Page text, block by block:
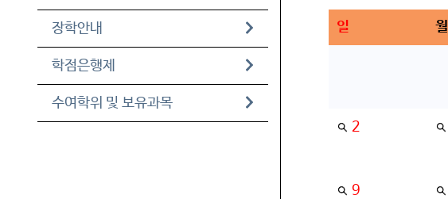
장학안내
학점은행제
수여학위 및 보유과목
일
월
2
9